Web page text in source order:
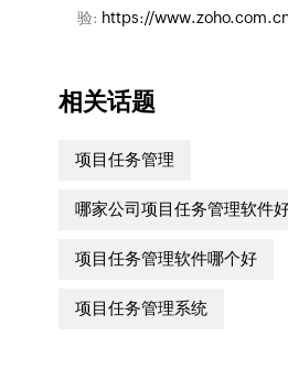
验: https://
相关话题
项目任务管理
哪家公司项目任务管理软件
项目任务管理软件哪个好
项目任务管理系统